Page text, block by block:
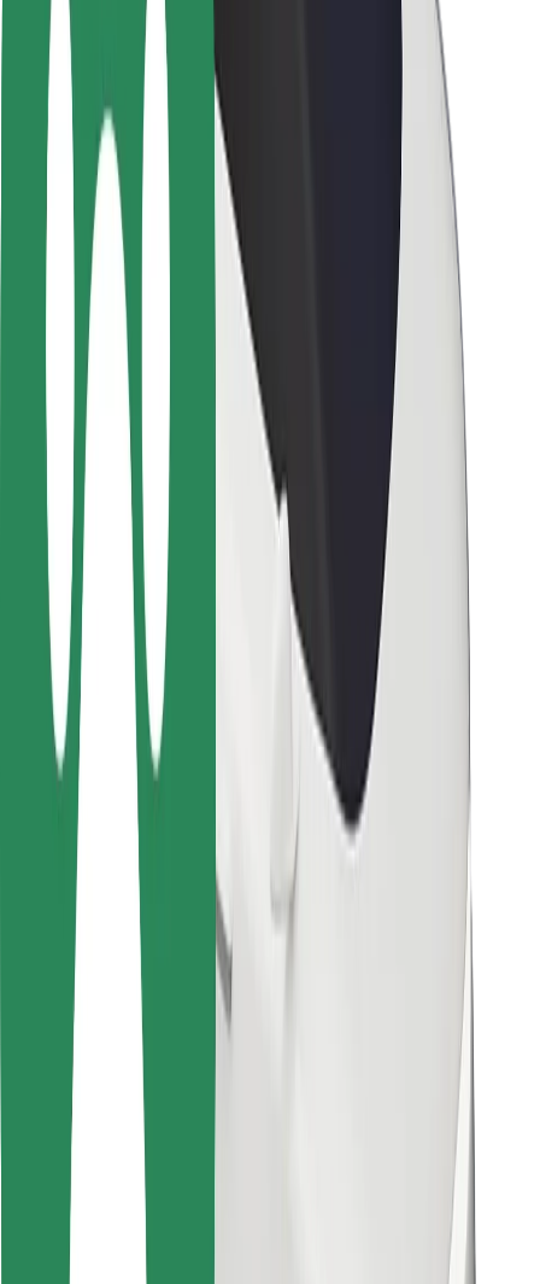
Varnost potnikov
Varnost voznikov
Varnost skirojev
Varnostni kotiček
Mesta
Lokacije
Rešitve za mesto
Letališča
Bolt polnilne postaje
Pomoč
Za potnike
Za voznike
Za dostavljavce
Bolt Food
Za lastnike voznih parkov
Za restavracije
Bolt za podjetja
Drugo
Dobavitelji
Piškotki
Varnost
Do vožnje v nekaj minutah!
Prenesi aplikacijo Bolt
Najdi svojo najljubšo hrano!
Prenesi aplikacijo Bolt Food